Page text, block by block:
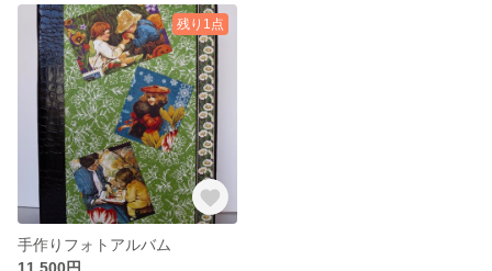
残り1点
手作りフォトアルバム
11,500円